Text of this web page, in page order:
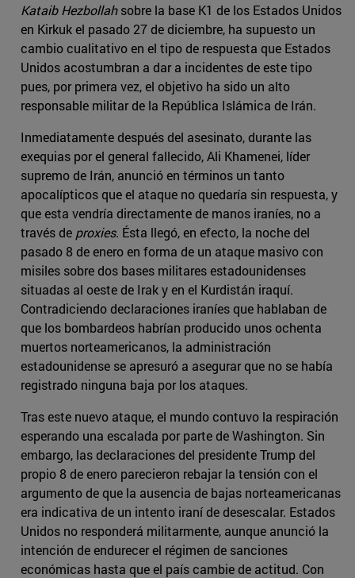
Kataib Hezbollahsobre la base K1 de los Estados Unidos
en Kirkuk el pasado 27 de diciembre, ha supuesto un
cambio cualitativo en el tipo de respuesta que Estados
Unidos acostumbran a dar a incidentes de este tipo
pues, por primera vez, el objetivo ha sido un alto
responsable militar de la República Islámica de Irán.
Inmediatamente después del asesinato, durante las
exequias por el general fallecido, Ali Khamenei, líder
supremo de Irán, anunció en términos un tanto
apocalípticos que el ataque no quedaría sin respuesta, y
que esta vendría directamente de manos iraníes, no a
través de proxies. Ésta llegó, en efecto, la noche del
pasado 8 de enero en forma de un ataque masivo con
misiles sobre dos bases militares estadounidenses
situadas al oeste de Irak y en el Kurdistán iraquí.
Contradiciendo declaraciones iraníes que hablaban de
que los bombardeos habrían producido unos ochenta
muertos norteamericanos, la administración
estadounidense se apresuró a asegurar que no se había
registrado ninguna baja por los ataques.
Tras este nuevo ataque, el mundo contuvo la respiración
esperando una escalada por parte de Washington. Sin
embargo, las declaraciones del presidente Trump del
propio 8 de enero parecieron rebajar la tensión con el
argumento de que la ausencia de bajas norteamericanas
era indicativa de un intento iraní de desescalar. Estados
Unidos no responderá militarmente, aunque anunció la
intención de endurecer el régimen de sanciones
económicas hasta que el país cambie de actitud. Con